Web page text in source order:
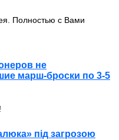
Полностью с Вами
не
марш-броски по 3-5
під загрозою